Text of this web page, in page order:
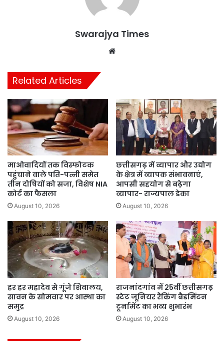
Swarajya Times
Related Articles
माओवादियों तक विस्फोटक
पहुंचाने वाले पति-पत्नी समेत
तीन दोषियों को सजा, विशेष NIA
कोर्ट का फैसला
August 10, 2026
छत्तीसगढ़ में व्यापार और उद्योग
के क्षेत्र में व्यापक संभावनाएं,
आपसी सहयोग से बढ़ेगा
व्यापार- राज्यपाल डेका
August 10, 2026
हर हर महादेव से गूंजे शिवालय,
सावन के सोमवार पर आस्था का
समुद्र
August 10, 2026
राजनांदगांव में 25वीं छत्तीसगढ़
स्टेट जूनियर रैंकिंग बैडमिंटन
टूर्नामेंट का भव्य शुभारंभ
August 10, 2026